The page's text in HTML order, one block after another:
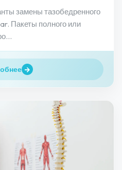
замены тазобедренного
Пакеты полного или